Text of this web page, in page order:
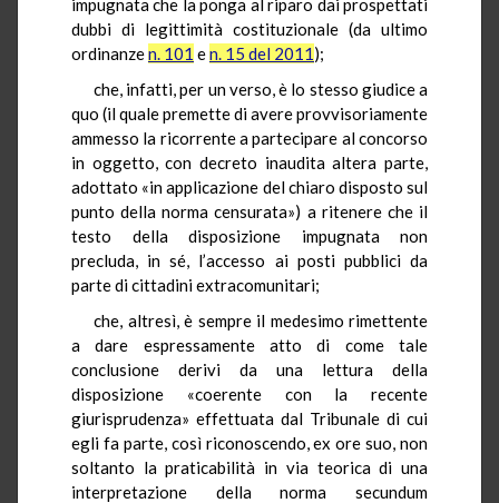
impugnata che la ponga al riparo dai prospettati
dubbi di legittimità costituzionale (da ultimo
ordinanzen. 101 en. 15 del 2011);
che, infatti, per un verso, è lo stesso giudice a
quo (il quale premette di avere provvisoriamente
ammesso la ricorrente a partecipare al concorso
in oggetto, con decreto inaudita altera parte,
adottato «in applicazione del chiaro disposto sul
punto della norma censurata») a ritenere che il
testo della disposizione impugnata non
precluda, in sé, l’accesso ai posti pubblici da
parte di cittadini extracomunitari;
che, altresì, è sempre il medesimo rimettente
a dare espressamente atto di come tale
conclusione derivi da una lettura della
disposizione «coerente con la recente
giurisprudenza» effettuata dal Tribunale di cui
egli fa parte, così riconoscendo, ex ore suo, non
soltanto la praticabilità in via teorica di una
interpretazione della norma secundum